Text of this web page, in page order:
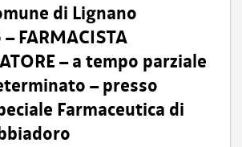
di Lignano
FARMACISTA
– a tempo parziale
– presso
Farmaceutica di